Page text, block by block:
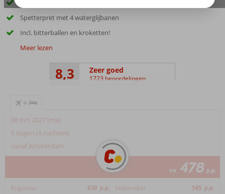
Spetterpret met 4 waterglijbanen
Incl. bitterballen en kroketten!
Meer lezen
8,3 Zeer goed
1723 beoordelingen
+
08 mrt 2027 (ma)
5 dagen (4 nachten)
vanaf Amsterdam
va 478 p.p.
Augustus 639 p.p. September 585 p.p.